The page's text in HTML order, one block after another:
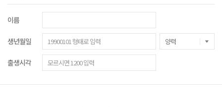
이름
생년월일
출생시각